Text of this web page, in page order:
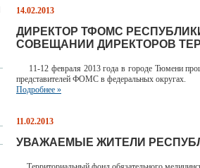
14.02.2013
ДИРЕКТОР ТФОМС
СОВЕЩАНИИ ДИРЕКТОРОВ
11-12 февраля 2013 года в городе Тюмени
представителей ФОМС в федеральных округах.
Подробнее »
11.02.2013
УВАЖАЕМЫЕ ЖИТЕЛИ